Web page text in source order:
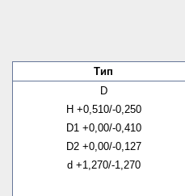
Тип
D
H +0,510/-0,250
D1 +0,00/-0,410
D2 +0,00/-0,127
d +1,270/-1,270